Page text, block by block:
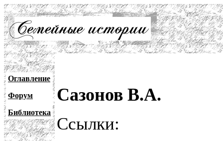
Оглавление
Форум
Библиотека
Сазонов В.А.
Ссылки: